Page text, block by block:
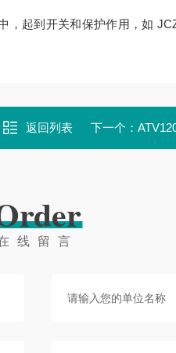
，起到开关和保护作用，如
返回列表 下一个：
线留言